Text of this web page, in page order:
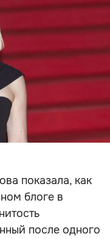
показала, как
блоге в
после одного